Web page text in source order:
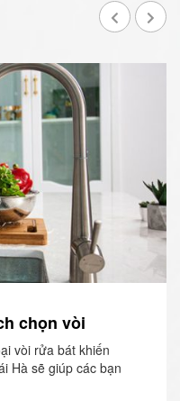
chọn vòi
vòi rửa bát khiến
Hà sẽ giúp các bạn